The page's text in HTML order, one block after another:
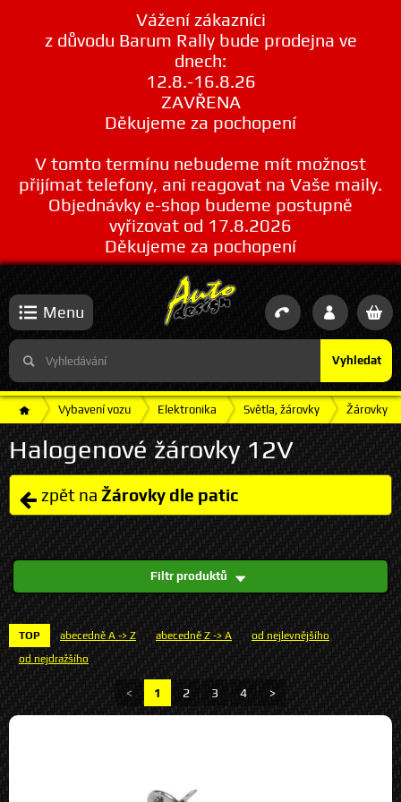
Vážení zákazníci
z důvodu Barum Rally bude prodejna ve
dnech:
12.8.-16.8.26
ZAVŘENA
Děkujeme za pochopení
V tomto termínu nebudeme mít možnost
přijímat telefony, ani reagovat na Vaše maily.
Objednávky e-shop budeme postupně
vyřizovat od 17.8.2026
Děkujeme za pochopení
Vyhledat
Menu
Vybavení vozu Elektronika Světla, žárovky Žárovky
Halogenové žárovky 12V
zpět na Žárovky dle patic
Filtr produktů
TOP abecedně A -> Z abecedně Z -> A
od nejlevnějšího
od nejdražšího
< 1 2 3 4 >